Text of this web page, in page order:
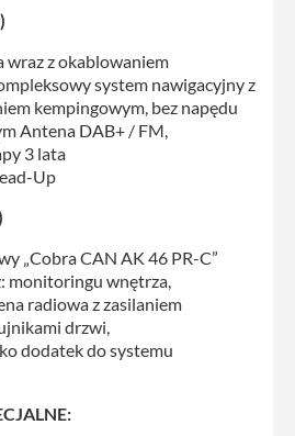
wraz z okablowaniem
system nawigacyjny z
kempingowym, bez napędu
Antena DAB+ / FM,
3 lata
Up
„Cobra CAN AK 46 PR-C”
monitoringu wnętrza,
radiowa z zasilaniem
drzwi,
dodatek do systemu